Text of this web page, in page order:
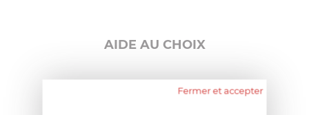
AIDE AU CHOIX
AVIS CLIENTFermer et accepter